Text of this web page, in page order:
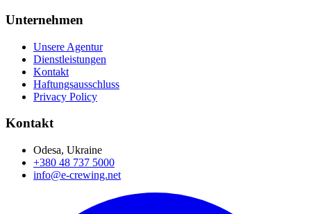
Unternehmen
Unsere Agentur
Dienstleistungen
Kontakt
Haftungsausschluss
Privacy Policy
Kontakt
Odesa, Ukraine
+380 48 737 5000
info@e-crewing.net